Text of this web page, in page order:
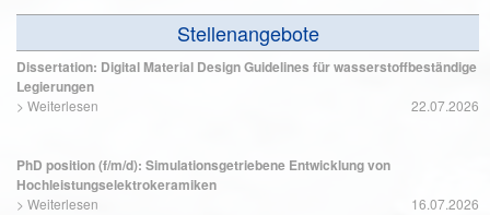
Stellenangebote
Dissertation: Digital Material Design Guidelines für wasserstoffbeständige
Legierungen
> Weiterlesen 22.07.2026
PhD position (f/m/d): Simulationsgetriebene Entwicklung von
Hochleistungselektrokeramiken
> Weiterlesen 16.07.2026